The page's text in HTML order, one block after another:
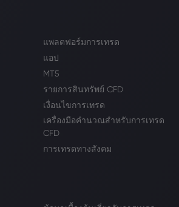
แพลตฟอร์มการเทรด
แอป
MT5
รายการสินทรัพย์ CFD
เงื่อนไขการเทรด
เครื่องมือคำนวณสำหรับการเทรด
CFD
การเทรดทางสังคม